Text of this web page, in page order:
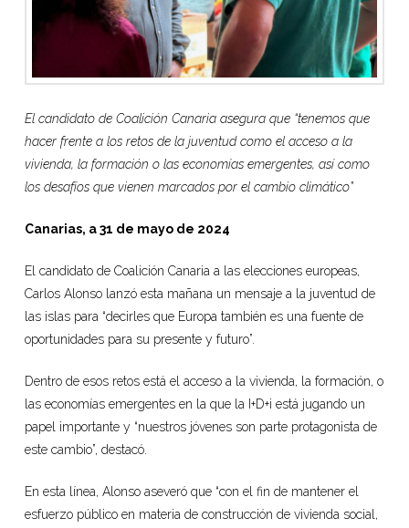
El candidato de Coalición Canaria asegura que “tenemos que
hacer frente a los retos de la juventud como el acceso a la
vivienda, la formación o las economías emergentes, así como
los desafíos que vienen marcados por el cambio climático”
Canarias, a 31 de mayo de 2024
El candidato de Coalición Canaria a las elecciones europeas,
Carlos Alonso lanzó esta mañana un mensaje a la juventud de
las islas para “decirles que Europa también es una fuente de
oportunidades para su presente y futuro”.
Dentro de esos retos está el acceso a la vivienda, la formación, o
las economías emergentes en la que la I+D+i está jugando un
papel importante y “nuestros jóvenes son parte protagonista de
este cambio”, destacó.
En esta línea, Alonso aseveró que “con el fin de mantener el
esfuerzo público en materia de construcción de vivienda social,